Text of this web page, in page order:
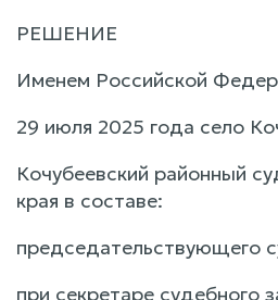
РЕШЕНИЕ
Именем Российской
29 июля 2025 года село
Кочубеевский районный
края в составе:
председательствующего
при секретаре судебного